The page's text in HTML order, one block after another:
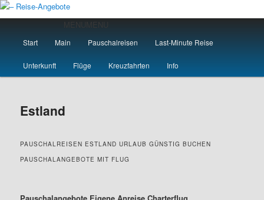
Zum
primären
springen– Reise-Angebote
Start Main Pauschalreisen Last-Minute Reise
Unterkunft Flüge Kreuzfahrten Info
Estland
PAUSCHALREISEN ESTLAND URLAUB GÜNSTIG BUCHEN
PAUSCHALANGEBOTE MIT FLUG
Pauschalangebote Eigene Anreise Charterflug